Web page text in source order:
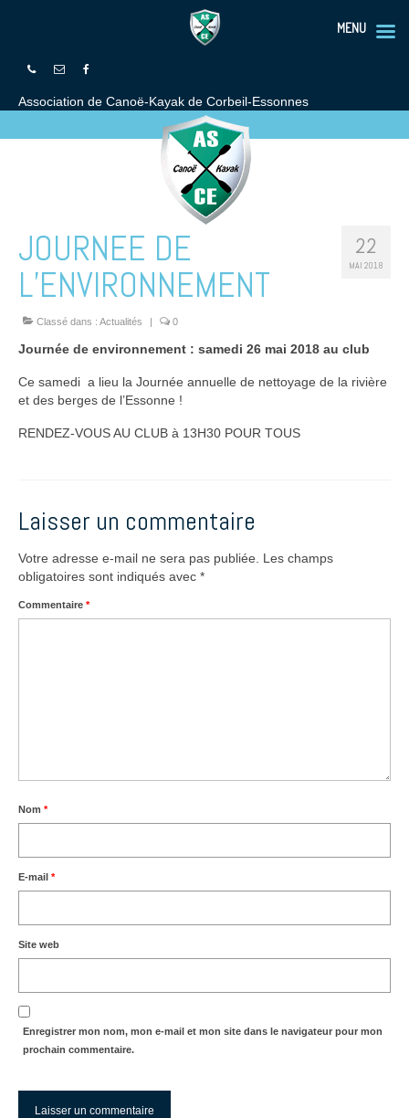
Association de Canoë-Kayak de Corbeil-Essonnes
22
MAI 2018
JOURNEE DE
L’ENVIRONNEMENT
Classé dans : Actualités | 0
Journée de environnement : samedi 26 mai 2018 au club
Ce samedi a lieu la Journée annuelle de nettoyage de la rivière
et des berges de l’Essonne !
RENDEZ-VOUS AU CLUB à 13H30 POUR TOUS
Laisser un commentaire
Votre adresse e-mail ne sera pas publiée.
Les champs
obligatoires sont indiqués avec *
Commentaire *
Nom *
E-mail *
Site web
Enregistrer mon nom, mon e-mail et mon site dans le navigateur pour mon
prochain commentaire.
MENU